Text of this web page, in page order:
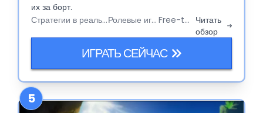
их за борт.
Стратегии в реальном времени
Ролевые игры (RPG) Free-to-Play Читать
обзор
ИГРАТЬ СЕЙЧАС
5